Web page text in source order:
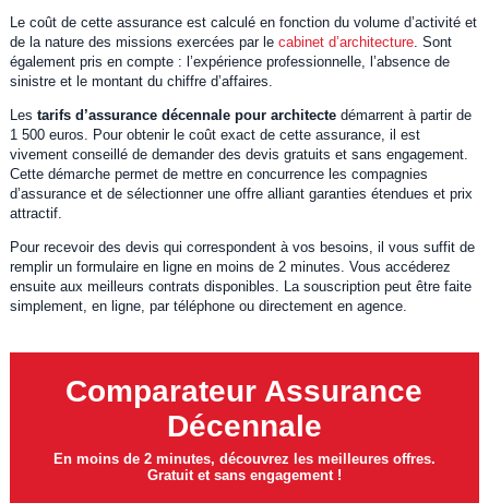
Le coût de cette assurance est calculé en fonction du volume d’activité et
de la nature des missions exercées par le cabinet d’architecture. Sont
également pris en compte : l’expérience professionnelle, l’absence de
sinistre et le montant du chiffre d’affaires.
Les tarifs d’assurance décennale pour architectedémarrent à partir de
1 500 euros. Pour obtenir le coût exact de cette assurance, il est
vivement conseillé de demander des devis gratuits et sans engagement.
Cette démarche permet de mettre en concurrence les compagnies
d’assurance et de sélectionner une offre alliant garanties étendues et prix
attractif.
Pour recevoir des devis qui correspondent à vos besoins, il vous suffit de
remplir un formulaire en ligne en moins de 2 minutes. Vous accéderez
ensuite aux meilleurs contrats disponibles. La souscription peut être faite
simplement, en ligne, par téléphone ou directement en agence.
Comparateur Assurance
Décennale
En moins de 2 minutes, découvrez les meilleures offres.
Gratuit et sans engagement !